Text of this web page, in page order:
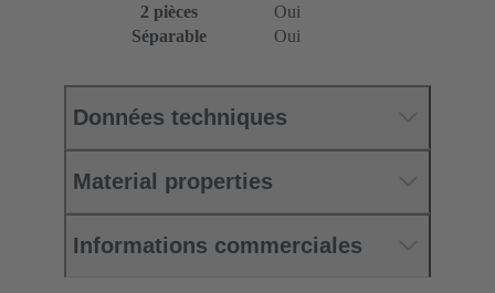
2 pièces
Oui
Séparable
Oui
Données techniques
Material properties
Informations commerciales